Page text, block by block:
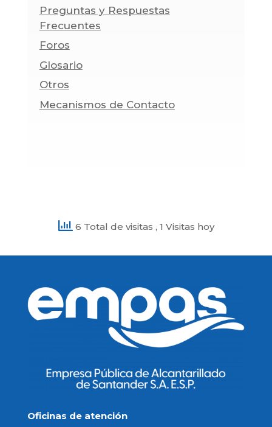
Preguntas y Respuestas
Frecuentes
Foros
Glosario
Otros
Mecanismos de Contacto
6 Total de visitas , 1 Visitas hoy
Oficinas de atención